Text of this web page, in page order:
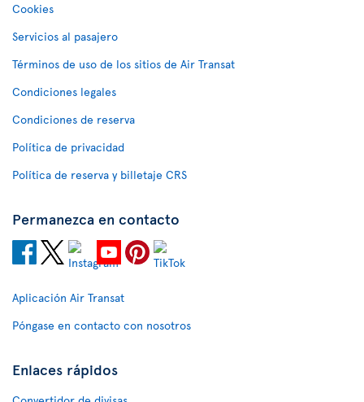
Cookies
Servicios al pasajero
Términos de uso de los sitios de Air Transat
Condiciones legales
Condiciones de reserva
Política de privacidad
Política de reserva y billetaje CRS
Permanezca en contacto
Aplicación Air Transat
Póngase en contacto con nosotros
Enlaces rápidos